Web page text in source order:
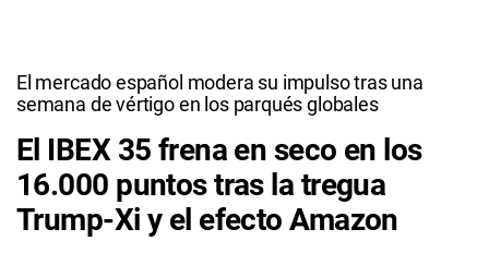
El mercado español modera su impulso tras una
semana de vértigo en los parqués globales
El IBEX 35 frena en seco en los
16.000 puntos tras la tregua
Trump-Xi y el efecto Amazon